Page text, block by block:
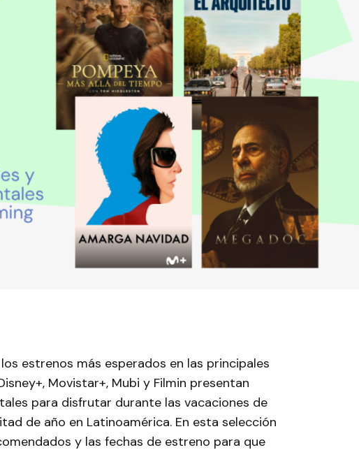
estrenos más esperados en las principales
Movistar+, Mubi y Filmin presentan
para disfrutar durante las vacaciones de
de año en Latinoamérica. En esta selección
y las fechas de estreno para que